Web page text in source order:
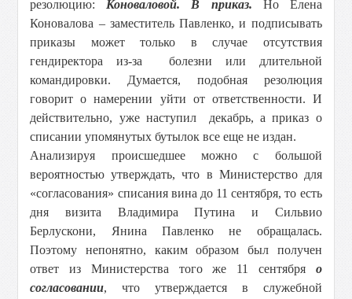
резолюцию: Коноваловой. В приказ. Но Елена
Коновалова – заместитель Павленко, и подписывать
приказы может только в случае отсутствия
гендиректора из-за болезни или длительной
командировки. Думается, подобная резолюция
говорит о намерении уйти от ответственности. И
действительно, уже наступил декабрь, а приказ о
списании упомянутых бутылок все еще не издан.
Анализируя происшедшее можно с большой
вероятностью утверждать, что в Министерство для
«согласования» списания вина до 11 сентября, то есть
дня визита Владимира Путина и Сильвио
Берлускони, Янина Павленко не обращалась.
Поэтому непонятно, каким образом был получен
ответ из Министерства того же 11 сентября о
согласовании, что утверждается в служебной